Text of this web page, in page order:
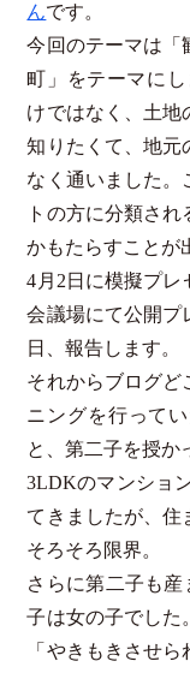
んです。
今回のテーマは「
町」をテーマに
けではなく、土地
知りたくて、地元
なく通いました。
トの方に分類さ
かもたらすことが
4月2日に模擬プレ
会議場にて公開プ
日、報告します。
それからブログど
ニングを行って
と、第二子を授か
3LDKのマンショ
てきましたが、住
そろそろ限界。
さらに第二子も
子は女の子でした
「やきもきさせ